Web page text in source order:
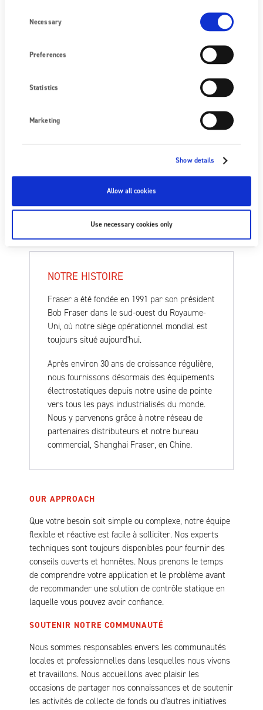
Selection
Necessary
Preferences
Statistics
Marketing
Show details
Allow all cookies
Use necessary cookies only
control technology.
Click here to view the terms and conditions
of entry
NOTRE HISTOIRE
Fraser a été fondée en 1991 par son président
Bob Fraser dans le sud-ouest du Royaume-
Uni, où notre siège opérationnel mondial est
toujours situé aujourd'hui.
Après environ 30 ans de croissance régulière,
nous fournissons désormais des équipements
électrostatiques depuis notre usine de pointe
vers tous les pays industrialisés du monde.
Nous y parvenons grâce à notre réseau de
partenaires distributeurs et notre bureau
commercial, Shanghai Fraser, en Chine.
OUR APPROACH
Que votre besoin soit simple ou complexe, notre équipe
flexible et réactive est facile à solliciter. Nos experts
techniques sont toujours disponibles pour fournir des
conseils ouverts et honnêtes. Nous prenons le temps
de comprendre votre application et le problème avant
de recommander une solution de contrôle statique en
laquelle vous pouvez avoir confiance.
SOUTENIR NOTRE COMMUNAUTÉ
Nous sommes responsables envers les communautés
locales et professionnelles dans lesquelles nous vivons
et travaillons. Nous accueillons avec plaisir les
occasions de partager nos connaissances et de soutenir
les activités de collecte de fonds ou d'autres initiatives